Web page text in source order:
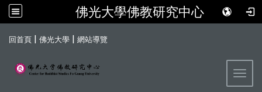
佛光大學佛教研究中心
回首頁 | 佛光大學 | 網站導覽